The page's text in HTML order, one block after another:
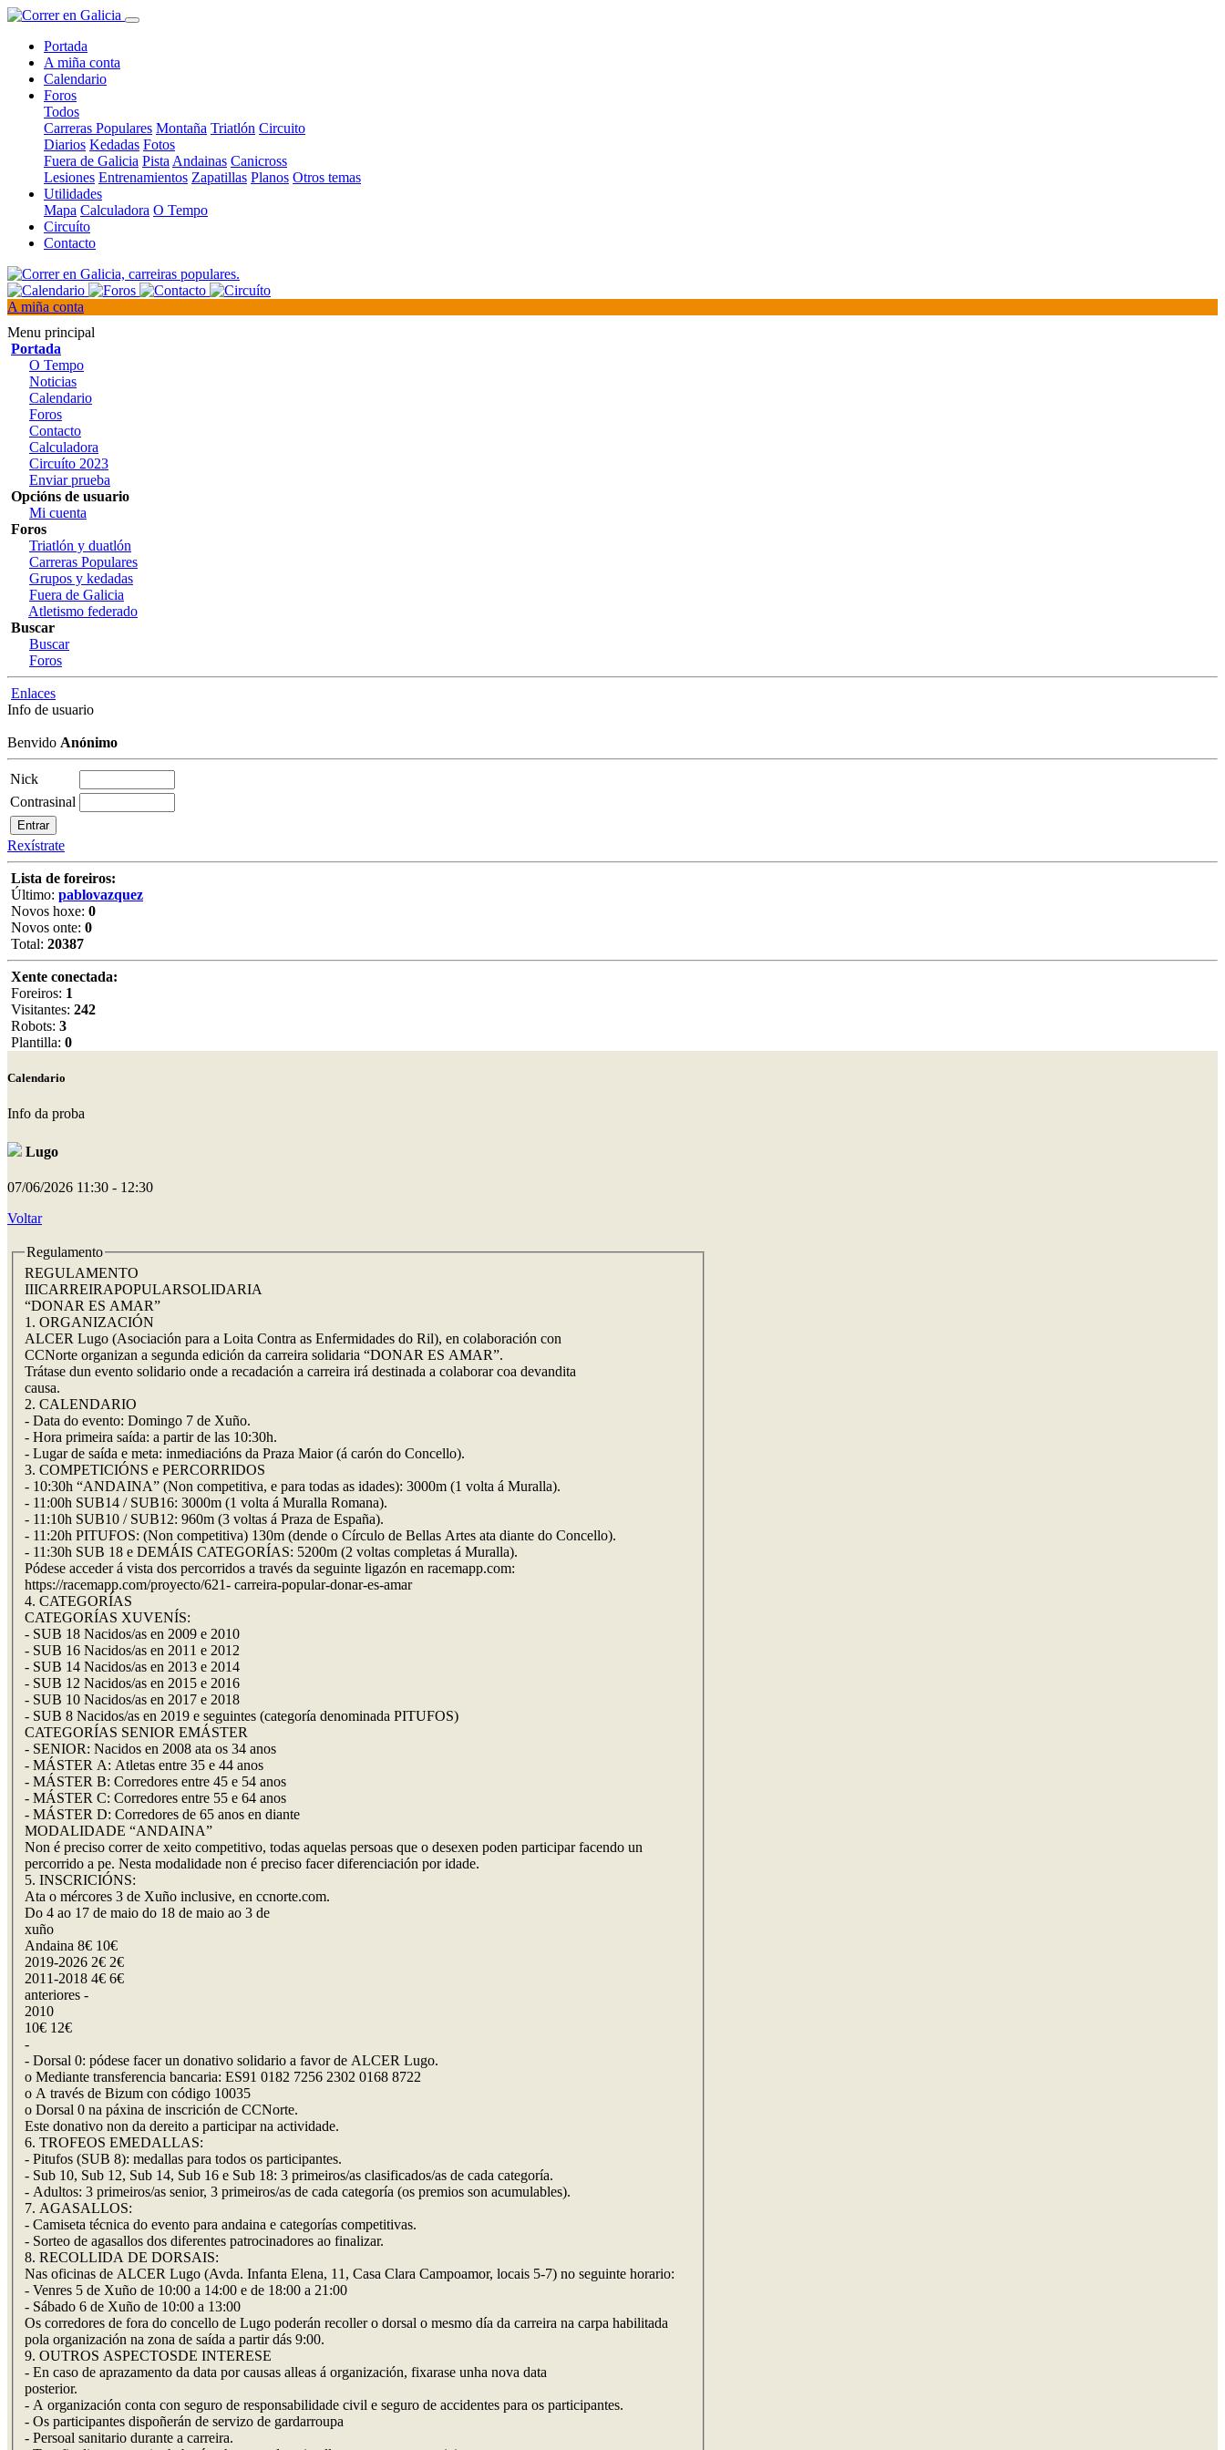
Portada
A miña conta
Calendario
Foros
Todos
Carreras Populares Montaña Triatlón Circuito
Diarios Kedadas Fotos
Fuera de Galicia Pista Andainas Canicross
Lesiones Entrenamientos Zapatillas Planos Otros temas
Utilidades
Mapa Calculadora O Tempo
Circuíto
Contacto
A miña conta
Menu principal
Portada
O Tempo
Noticias
Calendario
Foros
Contacto
Calculadora
Circuíto 2023
Enviar prueba
Opcións de usuario
Mi cuenta
Foros
Triatlón y duatlón
Carreras Populares
Grupos y kedadas
Fuera de Galicia
Atletismo federado
Buscar
Buscar
Foros
Enlaces
Info de usuario
Benvido Anónimo
Nick
Contrasinal
Rexístrate
Lista de foreiros:
Último: pablovazquez
Novos hoxe: 0
Novos onte: 0
Total: 20387
Xente conectada:
Foreiros: 1
Visitantes: 242
Robots: 3
Plantilla: 0
Calendario
Info da proba
Lugo
07/06/2026 11:30 - 12:30
Voltar
Regulamento
REGULAMENTO
IIICARREIRAPOPULARSOLIDARIA
“DONAR ES AMAR”
1. ORGANIZACIÓN
ALCER Lugo (Asociación para a Loita Contra as Enfermidades do Ril), en colaboración con
CCNorte organizan a segunda edición da carreira solidaria “DONAR ES AMAR”.
Trátase dun evento solidario onde a recadación a carreira irá destinada a colaborar coa devandita
causa.
2. CALENDARIO
- Data do evento: Domingo 7 de Xuño.
- Hora primeira saída: a partir de las 10:30h.
- Lugar de saída e meta: inmediacións da Praza Maior (á carón do Concello).
3. COMPETICIÓNS e PERCORRIDOS
- 10:30h “ANDAINA” (Non competitiva, e para todas as idades): 3000m (1 volta á Muralla).
- 11:00h SUB14 / SUB16: 3000m (1 volta á Muralla Romana).
- 11:10h SUB10 / SUB12: 960m (3 voltas á Praza de España).
- 11:20h PITUFOS: (Non competitiva) 130m (dende o Círculo de Bellas Artes ata diante do Concello).
- 11:30h SUB 18 e DEMÁIS CATEGORÍAS: 5200m (2 voltas completas á Muralla).
Pódese acceder á vista dos percorridos a través da seguinte ligazón en racemapp.com:
https://racemapp.com/proyecto/621- carreira-popular-donar-es-amar
4. CATEGORÍAS
CATEGORÍAS XUVENÍS:
- SUB 18 Nacidos/as en 2009 e 2010
- SUB 16 Nacidos/as en 2011 e 2012
- SUB 14 Nacidos/as en 2013 e 2014
- SUB 12 Nacidos/as en 2015 e 2016
- SUB 10 Nacidos/as en 2017 e 2018
- SUB 8 Nacidos/as en 2019 e seguintes (categoría denominada PITUFOS)
CATEGORÍAS SENIOR EMÁSTER
- SENIOR: Nacidos en 2008 ata os 34 anos
- MÁSTER A: Atletas entre 35 e 44 anos
- MÁSTER B: Corredores entre 45 e 54 anos
- MÁSTER C: Corredores entre 55 e 64 anos
- MÁSTER D: Corredores de 65 anos en diante
MODALIDADE “ANDAINA”
Non é preciso correr de xeito competitivo, todas aquelas persoas que o desexen poden participar facendo un
percorrido a pe. Nesta modalidade non é preciso facer diferenciación por idade.
5. INSCRICIÓNS:
Ata o mércores 3 de Xuño inclusive, en ccnorte.com.
Do 4 ao 17 de maio do 18 de maio ao 3 de
xuño
Andaina 8€ 10€
2019-2026 2€ 2€
2011-2018 4€ 6€
anteriores -
2010
10€ 12€
-
- Dorsal 0: pódese facer un donativo solidario a favor de ALCER Lugo.
o Mediante transferencia bancaria: ES91 0182 7256 2302 0168 8722
o A través de Bizum con código 10035
o Dorsal 0 na páxina de inscrición de CCNorte.
Este donativo non da dereito a participar na actividade.
6. TROFEOS EMEDALLAS:
- Pitufos (SUB 8): medallas para todos os participantes.
- Sub 10, Sub 12, Sub 14, Sub 16 e Sub 18: 3 primeiros/as clasificados/as de cada categoría.
- Adultos: 3 primeiros/as senior, 3 primeiros/as de cada categoría (os premios son acumulables).
7. AGASALLOS:
- Camiseta técnica do evento para andaina e categorías competitivas.
- Sorteo de agasallos dos diferentes patrocinadores ao finalizar.
8. RECOLLIDA DE DORSAIS:
Nas oficinas de ALCER Lugo (Avda. Infanta Elena, 11, Casa Clara Campoamor, locais 5-7) no seguinte horario:
- Venres 5 de Xuño de 10:00 a 14:00 e de 18:00 a 21:00
- Sábado 6 de Xuño de 10:00 a 13:00
Os corredores de fora do concello de Lugo poderán recoller o dorsal o mesmo día da carreira na carpa habilitada
pola organización na zona de saída a partir dás 9:00.
9. OUTROS ASPECTOSDE INTERESE
- En caso de aprazamento da data por causas alleas á organización, fixarase unha nova data
posterior.
- A organización conta con seguro de responsabilidade civil e seguro de accidentes para os participantes.
- Os participantes dispoñerán de servizo de gardarroupa
- Persoal sanitario durante a carreira.